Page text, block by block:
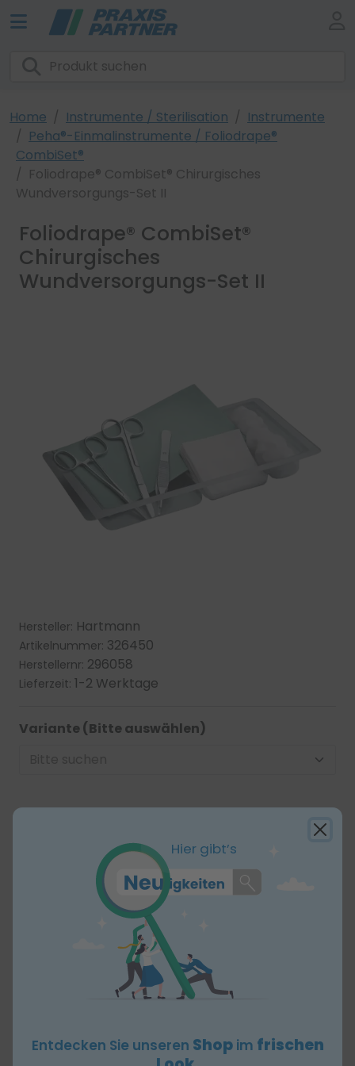
Home Instrumente / Sterilisation
Instrumente
Peha®-Einmalinstrumente / Foliodrape®
CombiSet®
Foliodrape® CombiSet® Chirurgisches
Wundversorgungs-Set II
Foliodrape® CombiSet®
Chirurgisches
Wundversorgungs-Set II
Hersteller: Hartmann
Artikelnummer: 326450
Herstellernr: 296058
Lieferzeit: 1-2 Werktage
Variante (Bitte auswählen)
Stückzahl: - +
In den Warenkorb
Produktbeschreibung
Foliodrape®
Hier gibt’s
Entdecken Sie unseren Shop im frischen